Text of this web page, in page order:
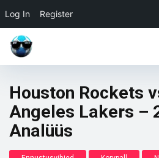
Log In Register
Houston Rockets
Angeles Lakers –
Analüüs